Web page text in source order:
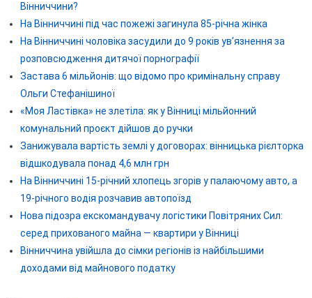
Вінниччини?
На Вінниччині під час пожежі загинула 85-річна жінка
На Вінниччині чоловіка засудили до 9 років ув’язнення за
розповсюдження дитячої порнографії
Застава 6 мільйонів: що відомо про кримінальну справу
Ольги Стефанішиної
«Моя Ластівка» не злетіла: як у Вінниці мільйонний
комунальний проєкт дійшов до ручки
Занижувала вартість землі у договорах: вінницька рієлторка
відшкодувала понад 4,6 млн грн
На Вінниччині 15-річний хлопець згорів у палаючому авто, а
19-річного водія розчавив автопоїзд
Нова підозра екскомандувачу логістики Повітряних Сил:
серед прихованого майна — квартири у Вінниці
Вінниччина увійшла до сімки регіонів із найбільшими
доходами від майнового податку